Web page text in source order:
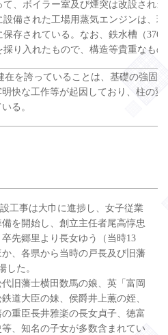
て、ボイラー室及び煙突は改設され
設備された工場用蒸気エンジンは、
保存されている。なお、鉄水槽（376
採り入れたもので、構造等貴重なも
を誇っていることは、基礎の強固
快な工作等が起因しており、柱の
る。
工事は大巾に進捗し、女子従業
を開始し、創立主任者尾高惇忠
卒先郷里より長女ゆう（当時13
、各県から当時の戸長及び旧藩
した。
旧藩士横田数馬の娘、英「富岡
道大臣の妹、侯爵井上薫の姪、
重臣長井雅楽の長女貞子、徳富
、知名の子女が多数含まれてい